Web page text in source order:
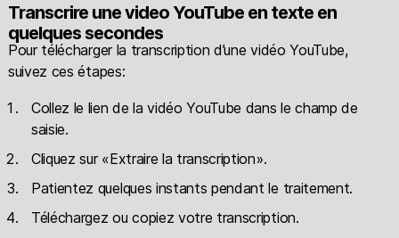
Transcrire une video YouTube en texte en
quelques secondes
Pour télécharger la transcription d’une vidéo YouTube,
suivez ces étapes:
Collez le lien de la vidéo YouTube dans le champ de
saisie.
Cliquez sur «Extraire la transcription».
Patientez quelques instants pendant le traitement.
Téléchargez ou copiez votre transcription.